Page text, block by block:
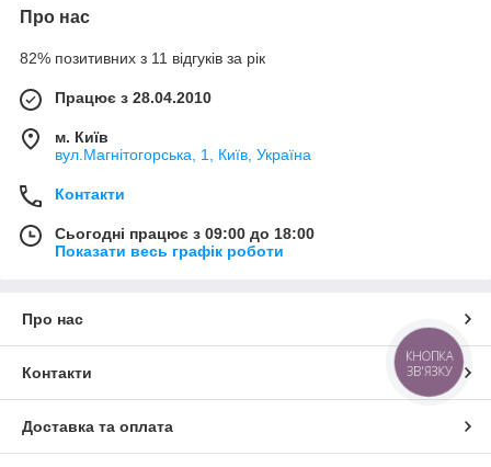
Про нас
82% позитивних з 11 відгуків за рік
Працює з 28.04.2010
м. Київ
вул.Магнітогорська, 1, Київ, Україна
Контакти
Сьогодні працює з 09:00 до 18:00
Показати весь графік роботи
Про нас
Контакти
Доставка та оплата
КНОПКА
ЗВ'ЯЗКУ